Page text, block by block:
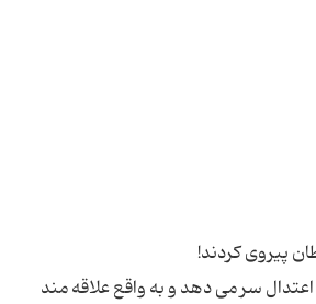
سر می دهد و به واقع علاقه مند